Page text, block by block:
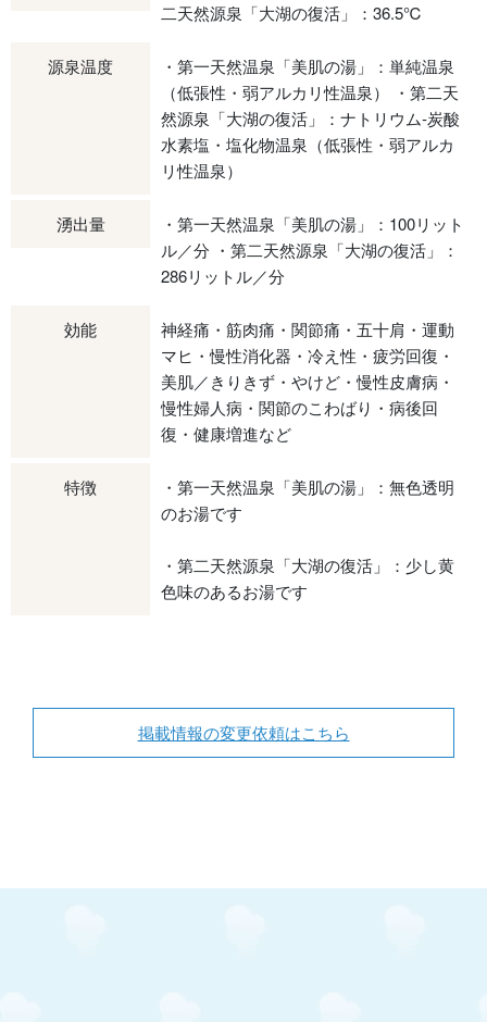
二天然源泉「大湖の復活」：36.5℃
源泉温度
・第一天然温泉「美肌の湯」：単純温泉
（低張性・弱アルカリ性温泉） ・第二天
然源泉「大湖の復活」：ナトリウム‐炭酸
水素塩・塩化物温泉（低張性・弱アルカ
リ性温泉）
湧出量
・第一天然温泉「美肌の湯」：100リット
ル／分 ・第二天然源泉「大湖の復活」：
286リットル／分
効能
神経痛・筋肉痛・関節痛・五十肩・運動
マヒ・慢性消化器・冷え性・疲労回復・
美肌／きりきず・やけど・慢性皮膚病・
慢性婦人病・関節のこわばり・病後回
復・健康増進など
特徴
・第一天然温泉「美肌の湯」：無色透明
のお湯です
・第二天然源泉「大湖の復活」：少し黄
色味のあるお湯です
掲載情報の変更依頼はこちら